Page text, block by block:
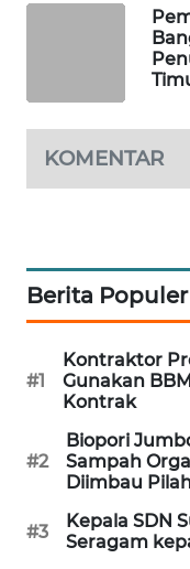
KOMENTAR
Berita Populer
#1
Kontraktor
Gunakan
Kontrak
#2
Biopori
Sampah
Diimbau
#3
Kepala SDN
Seragam
KONSUMEN
FORWAMKI
FORJASIDA
NEWS
NEWS
NEWS